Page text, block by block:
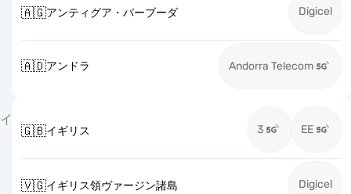
🇦🇬アンティグア・バーブーダ Digicel
🇦🇩アンドラ Andorra Telecom
イ
🇬🇧イギリス 3 EE
🇻🇬イギリス領ヴァージン諸島 Digicel